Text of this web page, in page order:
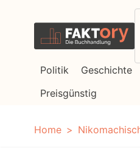
Politik Geschichte
Preisgünstig
Home